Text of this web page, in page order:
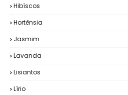
Hibíscos
Hortênsia
Jasmim
Lavanda
Lisiantos
Lírio